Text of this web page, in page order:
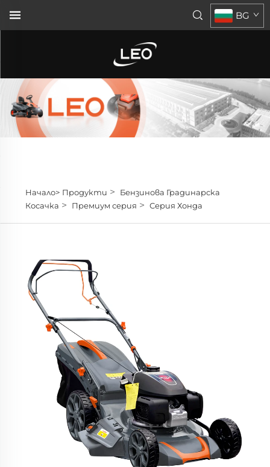
BG
Начало> Продукти >
Бензинова Градинарска
Косачка > Премиум серия > Серия Хонда